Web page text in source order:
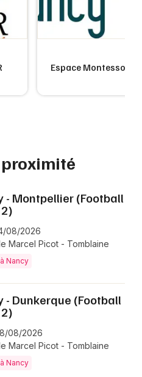
Espace Montessori
- Montpellier (Football
08/2026
Marcel Picot - Tomblaine
Nancy
- Dunkerque (Football
08/2026
Marcel Picot - Tomblaine
Nancy